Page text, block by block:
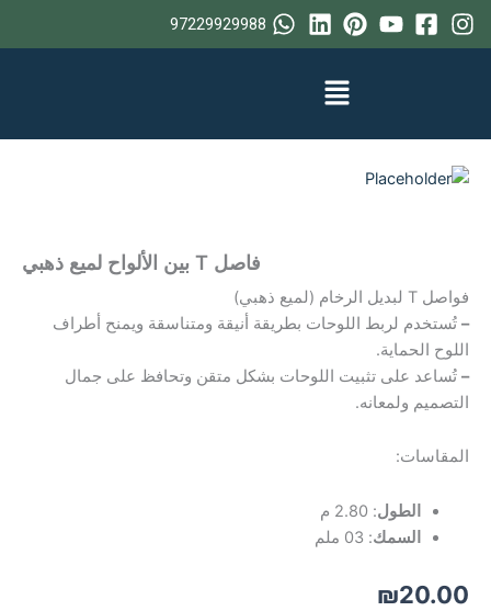
تخطي
إلى
97229929988
فاصل T بين الألواح لميع ذهبي
فواصل T لبديل الرخام (لميع ذهبي)
– تُستخدم لربط اللوحات بطريقة أنيقة ومتناسقة ويمنح أطراف
اللوح الحماية.
– تُساعد على تثبيت اللوحات بشكل متقن وتحافظ على جمال
التصميم ولمعانه.
المقاسات:
الطول: 2.80 م
السمك: 03 ملم
₪20.00